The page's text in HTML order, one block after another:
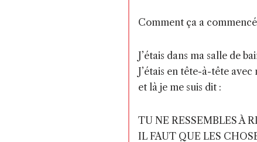
Comment ça a
J’étais dans ma salle de
J’étais en tête-à-tête
et là je me suis dit :
TU NE RESSEMBLES À
IL FAUT QUE LES